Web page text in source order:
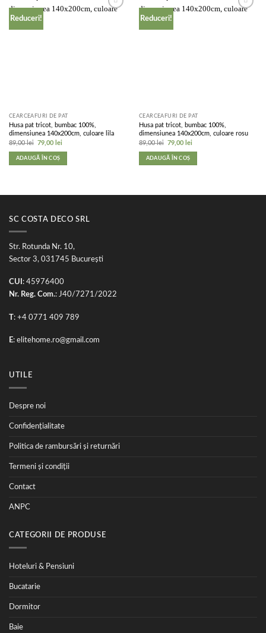
Reduceri!
CEARCEAFURI DE PAT
Husa pat tricot, bumbac 100%,
dimensiunea 140x200cm, culoare lila
89,00lei Prețul
a
fost:
79,00 lei
ADAUGĂ ÎN COȘ
Reduceri!
CEARCEAFURI DE PAT
Husa pat tricot, bumbac 100%,
dimensiunea 140x200cm, culoare rosu
89,00lei Prețul
a
fost:
79,00 lei
ADAUGĂ ÎN COȘ
SC COSTA DECO SRL
Str. Rotunda Nr. 10,
Sector 3, 031745 București
CUI : 45976400
Nr. Reg. Com.: J40/7271/2022
T: +4 0771 409 789
E: elitehome.ro@gmail.com
UTILE
Despre noi
Confidențialitate
Politica de rambursări și returnări
Termeni și condiții
Contact
ANPC
CATEGORII DE PRODUSE
Hoteluri & Pensiuni
Bucatarie
Dormitor
Baie